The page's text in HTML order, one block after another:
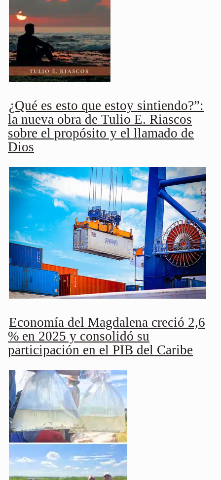
¿Qué es esto que estoy sintiendo?”:
la nueva obra de Tulio E. Riascos
sobre el propósito y el llamado de
Dios
Economía del Magdalena creció 2,6
% en 2025 y consolidó su
participación en el PIB del Caribe